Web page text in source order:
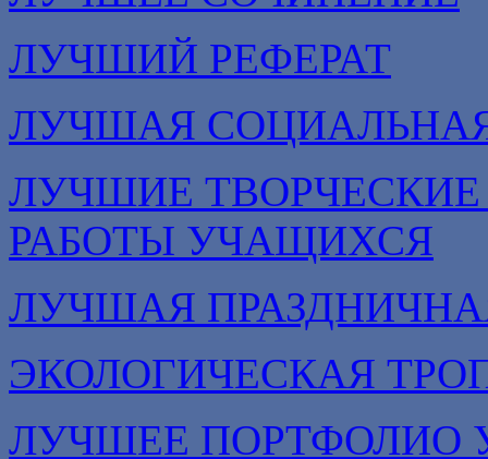
ЛУЧШИЙ РЕФЕРАТ
ЛУЧШАЯ
ЛУЧШИЕ
РАБОТЫ УЧАЩИХСЯ
ЛУЧШАЯ
ЭКОЛОГИЧЕСКАЯ
ЛУЧШЕЕ ПОРТФОЛИО